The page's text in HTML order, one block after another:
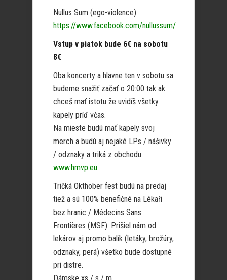
Nullus Sum (ego-violence)
https://www.facebook.com/nullussum/
Vstup v piatok bude 6€ na sobotu
8€
Oba koncerty a hlavne ten v sobotu sa
budeme snažiť začať o 20:00 tak ak
chceš mať istotu že uvidíš všetky
kapely príď včas.
Na mieste budú mať kapely svoj
merch a budú aj nejaké LPs / nášivky
/ odznaky a triká z obchodu
www.hmvp.eu.
Tričká Okthober fest budú na predaj
tiež a sú 100% benefičné na Lékaři
bez hranic / Médecins Sans
Frontières (MSF). Prišiel nám od
lekárov aj promo balík (letáky, brožúry,
odznaky, perá) všetko bude dostupné
pri distre.